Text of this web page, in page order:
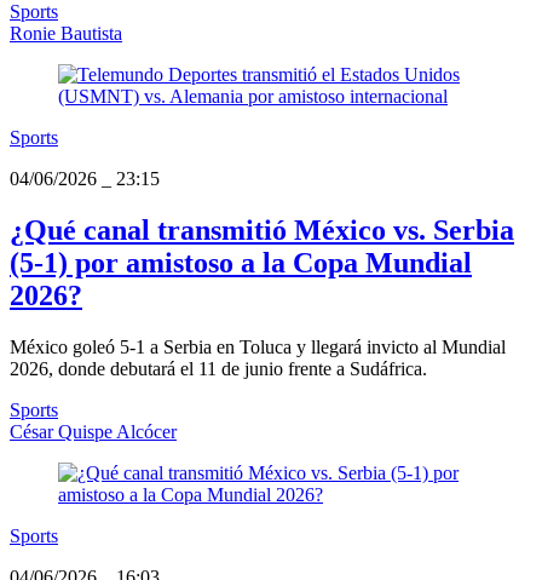
Sports
Ronie Bautista
Sports
04/06/2026
23:15
¿Qué canal transmitió México vs. Serbia
(5-1) por amistoso a la Copa Mundial
2026?
México goleó 5-1 a Serbia en Toluca y llegará invicto al Mundial
2026, donde debutará el 11 de junio frente a Sudáfrica.
Sports
César Quispe Alcócer
Sports